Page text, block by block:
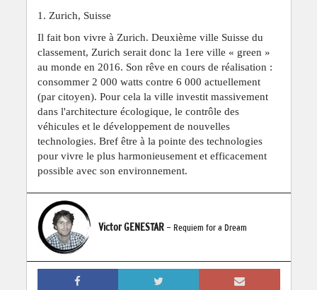
1. Zurich, Suisse
Il fait bon vivre à Zurich. Deuxième ville Suisse du
classement, Zurich serait donc la 1ere ville « green »
au monde en 2016. Son rêve en cours de réalisation :
consommer 2 000 watts contre 6 000 actuellement
(par citoyen). Pour cela la ville investit massivement
dans l'architecture écologique, le contrôle des
véhicules et le développement de nouvelles
technologies. Bref être à la pointe des technologies
pour vivre le plus harmonieusement et efficacement
possible avec son environnement.
Victor GENESTAR - Requiem for a Dream